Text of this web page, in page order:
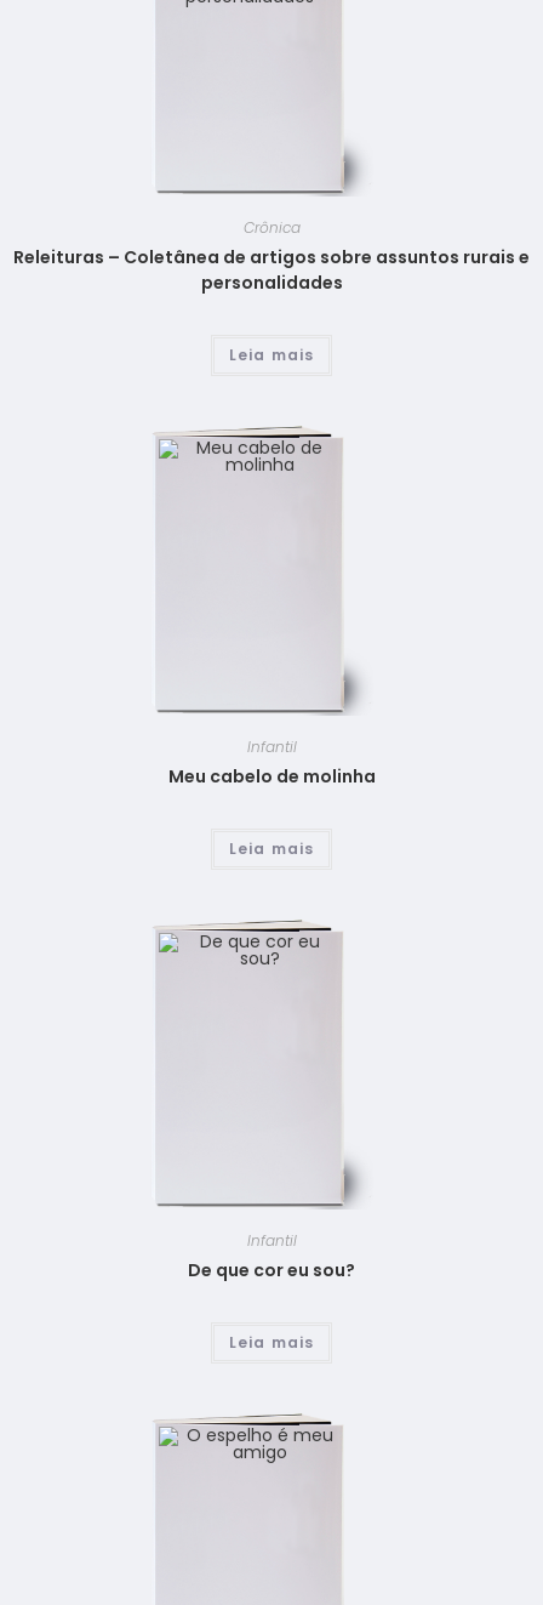
Crônica
Releituras – Coletânea de artigos sobre assuntos rurais e
personalidades
Leia mais
Infantil
Meu cabelo de molinha
Leia mais
Infantil
De que cor eu sou?
Leia mais